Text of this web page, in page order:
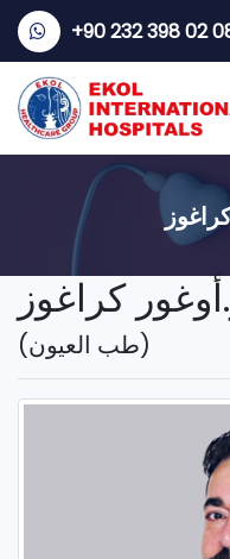
+90 232 398 02
كراغوز
(طب العيون)